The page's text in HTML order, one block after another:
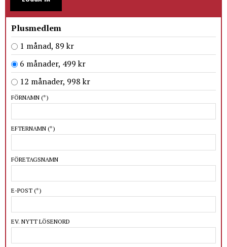
Plusmedlem
1 månad, 89 kr
6 månader, 499 kr
12 månader, 998 kr
FÖRNAMN (*)
EFTERNAMN (*)
FÖRETAGSNAMN
E-POST (*)
EV. NYTT LÖSENORD